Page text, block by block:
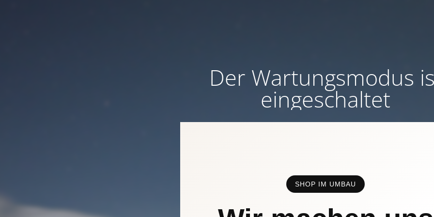
Der Wartungsmodus
eingeschaltet
SHOP IM UMBAU